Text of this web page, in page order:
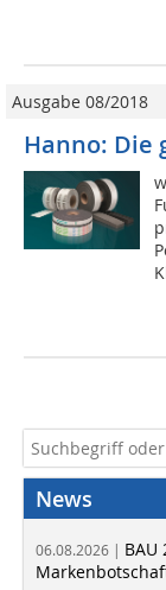
Ausgabe 08/2018
Hanno: Die
News
06.08.2026 |